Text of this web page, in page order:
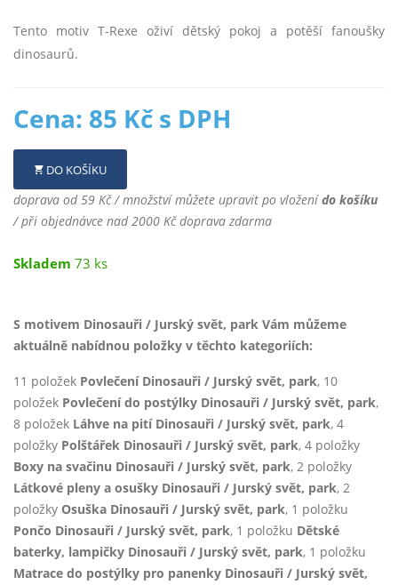
Tento motiv T-Rexe oživí dětský pokoj a potěší fanoušky
dinosaurů.
Cena: 85 Kč s DPH
DO KOŠÍKU
doprava od 59 Kč / množství můžete upravit po vloženído košíku
/ při objednávce nad 2000 Kč doprava zdarma
Skladem 73 ks
S motivem Dinosauři / Jurský svět, park Vám můžeme
aktuálně nabídnou položky v těchto kategoriích:
11 položek Povlečení Dinosauři / Jurský svět, park, 10
položek Povlečení do postýlky Dinosauři / Jurský svět, park,
8 položek Láhve na pití Dinosauři / Jurský svět, park, 4
položky Polštářek Dinosauři / Jurský svět, park, 4 položky
Boxy na svačinu Dinosauři / Jurský svět, park, 2 položky
Látkové pleny a osušky Dinosauři / Jurský svět, park, 2
položky Osuška Dinosauři / Jurský svět, park, 1 položku
Pončo Dinosauři / Jurský svět, park, 1 položku Dětské
baterky, lampičky Dinosauři / Jurský svět, park, 1 položku
Matrace do postýlky pro panenky Dinosauři / Jurský svět,